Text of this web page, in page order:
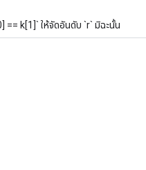
== k[1]` ให้จัดอันดับ `r` มิฉะนั้น